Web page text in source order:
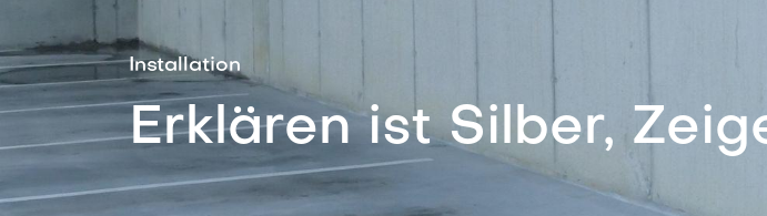
Installation
Erklären ist Silber,